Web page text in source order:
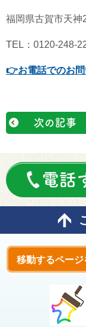
福岡県古賀市天神
TEL：0120-248-
👉お電話でのお
次の記事
電話